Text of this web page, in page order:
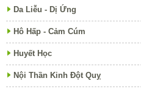
Da Liễu - Dị Ứng
Hô Hấp - Cảm Cúm
Huyết Học
Nội Thần Kinh Đột Quỵ